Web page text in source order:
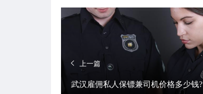
上一篇
武汉雇佣私人保镖兼司机价格多少钱?